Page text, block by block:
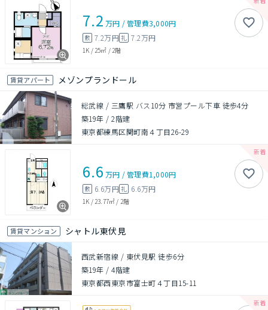
7.2 万円 /管理費3,000円
敷 7.2万円礼 7.2万円
1K / 25㎡ / 2階
賃貸アパート メゾンプランドール
総武線 / 三鷹駅 バス10分 市営プール下車 徒歩4分
築19年 /2階建
東京都練馬区関町南４丁目26-29
6.6 万円 /管理費1,000円
敷 6.6万円礼 6.6万円
1K / 23.77㎡ / 2階
賃貸マンション シャトル東伏見
西武新宿線 / 東伏見駅 徒歩6分
築19年 /4階建
東京都西東京市富士町４丁目15-11